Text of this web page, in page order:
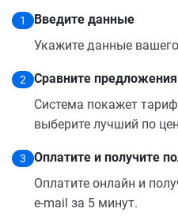
1
Введите данные
Укажите данные
2
Сравните предложения
Система покажет
выберите лучший по
3
Оплатите и получите
Оплатите онлайн и
e-mail за 5 минут.